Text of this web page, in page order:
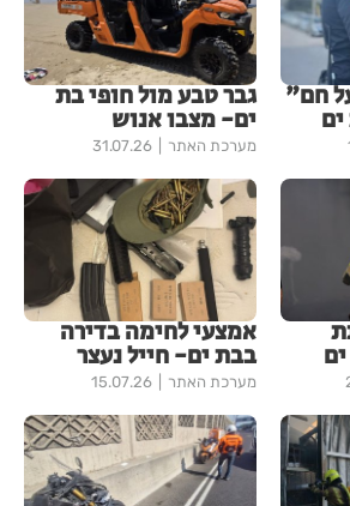
חם" גבר טבע מול חופי בת
ים- מצבו אנוש
מערכת האתר 31.07.26
אמצעי לחימה בדירה
בבת ים- חייל נעצר
מערכת האתר 15.07.26